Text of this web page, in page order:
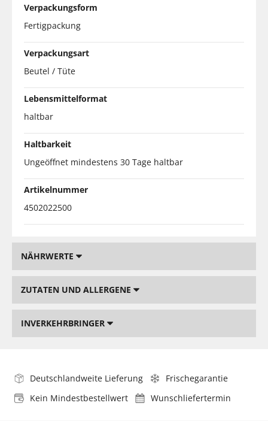
Verpackungsform
Fertigpackung
Verpackungsart
Beutel / Tüte
Lebensmittelformat
haltbar
Haltbarkeit
Ungeöffnet mindestens 30 Tage haltbar
Artikelnummer
4502022500
NÄHRWERTE
ZUTATEN UND ALLERGENE
INVERKEHRBRINGER
Deutschlandweite Lieferung
Frischegarantie
Kein Mindestbestellwert
Wunschliefertermin